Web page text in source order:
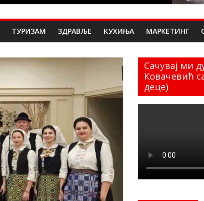
ТУРИЗАМ ЗДРАВЉЕ КУХИЊА МАРКЕТИНГ
Сачувај ми
Ковачевић
деце)